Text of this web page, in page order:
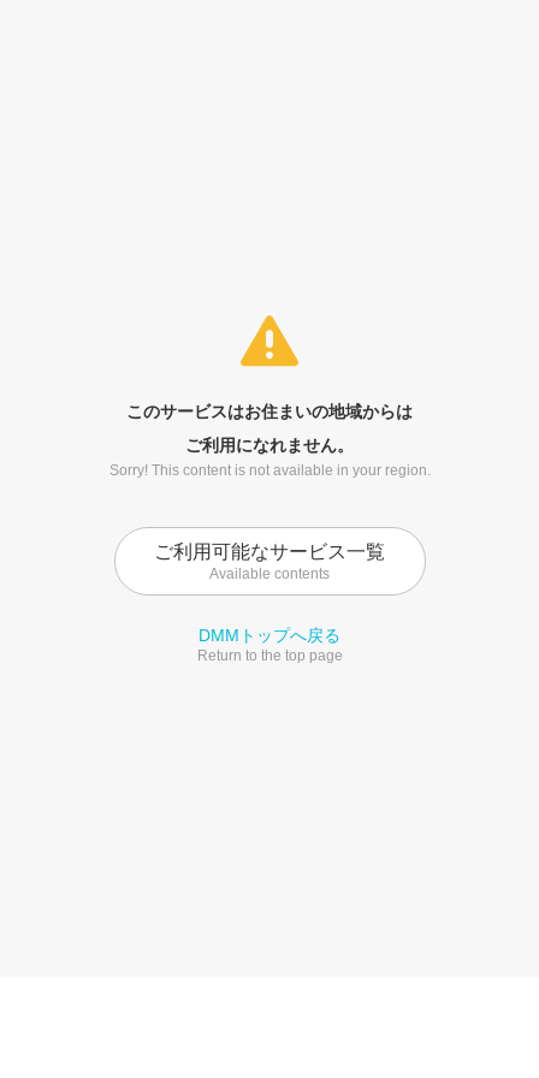
このサービスはお住まいの地域からは
ご利用になれません。
Sorry! This content is not available in your region.
ご利用可能なサービス一覧
Available contents
DMMトップへ戻る
Return to the top page